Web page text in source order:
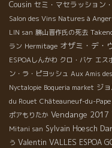
Cousin セミ・マセラッション
Salon des Vins Natures à
LIN san 勝山晋作氏の死去
ラン Hermitage オザミ・デ・
ESPOAしんかわ クロ・バケ エス
ン・ラ・ピヨッシュ Aux Amis
Nyctalopie Boqueria market ジ
du Rouet Châteauneuf-du-Pape
ポアもりたか Vendange 2017
Mitani san Sylvain Hoesch
う Valentin VALLES ESPOA